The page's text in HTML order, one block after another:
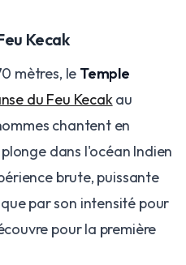
Kecak
mètres, le Temple
du Feu Kecakau
chantent en
dans l'océan Indien
brute, puissante
par son intensité pour
pour la première